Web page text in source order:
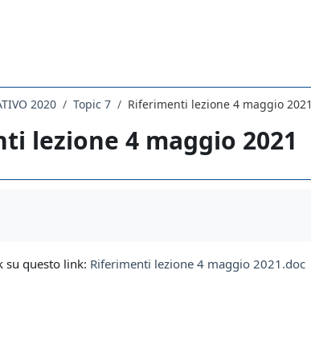
2020 Topic 7 Riferimenti lezione 4 maggio 2021
lezione 4 maggio 2021
su questo link: Riferimenti lezione 4 maggio 2021.doc